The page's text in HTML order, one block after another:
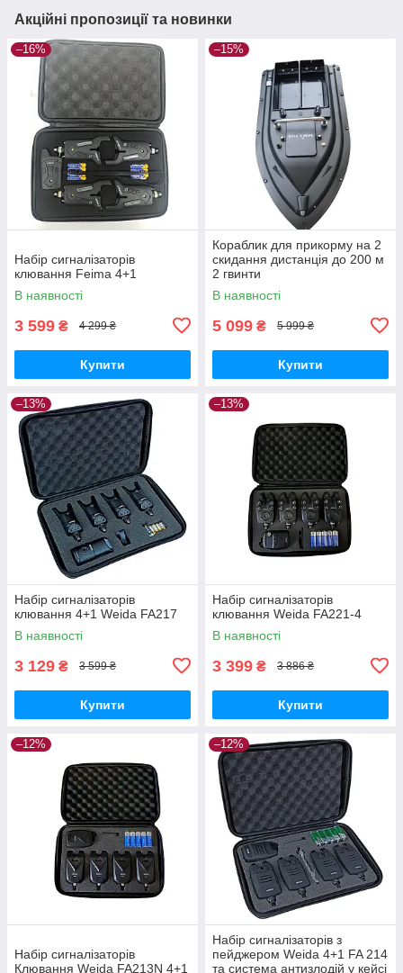
Акційні пропозиції та новинки
–16%
Набір сигналізаторів
клювання Feima 4+1
В наявності
3 599 ₴ 4 299 ₴
Купити
–15%
Кораблик для прикорму на 2
скидання дистанція до 200 м
2 гвинти
В наявності
5 099 ₴ 5 999 ₴
Купити
–13%
Набір сигналізаторів
клювання 4+1 Weida FA217
В наявності
3 129 ₴ 3 599 ₴
Купити
–13%
Набір сигналізаторів
клювання Weida FA221-4
В наявності
3 399 ₴ 3 886 ₴
Купити
–12%
Набір сигналізаторів
Клювання Weida FA213N 4+1
–12%
Набір сигналізаторів з
пейджером Weida 4+1 FA 214
та система антизлодій у кейсі